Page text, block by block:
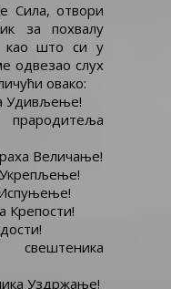
Сила, отвори
за похвалу
као што си у
одвезао слух
овако:
Удивљење!
Величање!
Крепости!
свештеника
Уздржање!